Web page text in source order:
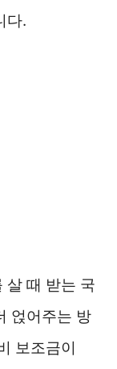
다.
살 때 받는 국
얹어주는 방
보조금이